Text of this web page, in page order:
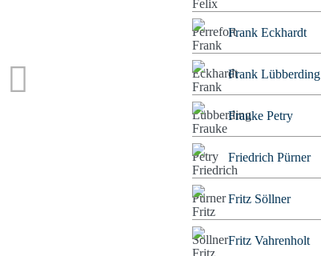
Frank Eckhardt
Frank Lübberding
Frauke Petry
Friedrich Pürner
Fritz Söllner
Fritz Vahrenholt